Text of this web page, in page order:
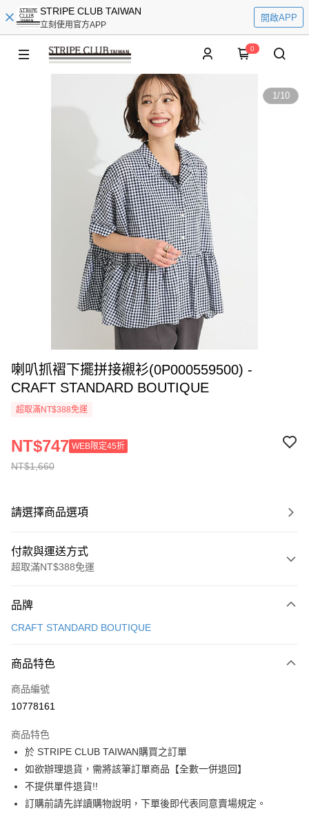
STRIPE CLUB TAIWAN
立刻使用官方APP
開啟APP
0
1/10
喇叭抓褶下擺拼接襯衫(0P000559500) -
CRAFT STANDARD BOUTIQUE
超取滿NT$388免運
NT$1,660
NT$747 WEB限定45折
請選擇商品選項
付款與運送方式
超取滿NT$388免運
信用卡一次付款
3 期 0 利率 每期
合作金庫商業銀行
上海商業儲蓄銀行
臺灣中小企業銀行
匯豐（台灣）商業銀行
華泰商業銀行
聯邦商業銀行
遠東國際商業銀行
元大商業銀行
玉山商業銀行
星展（台灣）商業銀行
超商取貨付款
LINE Pay
Apple Pay
街口支付
悠遊付
品牌
CRAFT STANDARD BOUTIQUE
商品特色
商品編號
10778161
商品特色
於 STRIPE CLUB TAIWAN購買之訂單
如欲辦理退貨，需將該筆訂單商品【全數一併退回】
不提供單件退貨!!
訂購前請先詳讀購物說明，下單後即代表同意賣場規定。